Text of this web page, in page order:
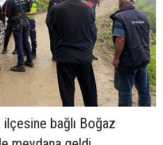
ilçesine bağlı Boğaz